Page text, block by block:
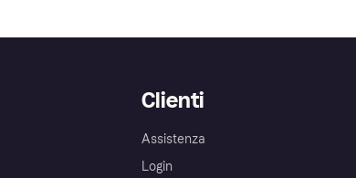
Clienti
Assistenza
Login